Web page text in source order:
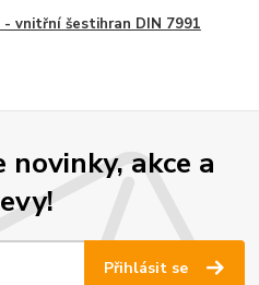
vnitřní šestihran DIN 7991
akce a
Přihlásit se